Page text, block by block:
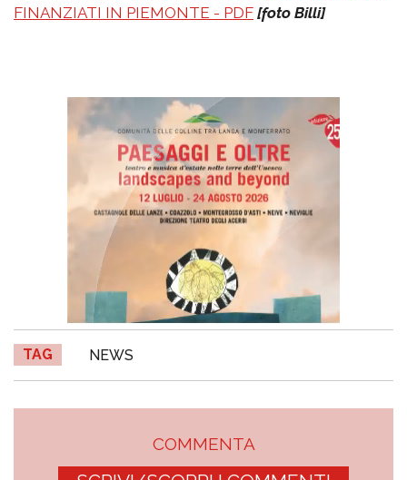
FINANZIATI IN PIEMONTE - PDF [foto Billi]
TAG NEWS
COMMENTA